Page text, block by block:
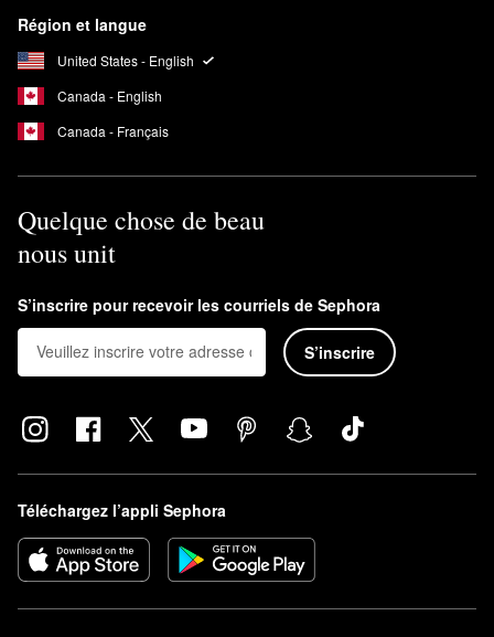
Région et langue
United States - English
Canada - English
Canada - Français
Quelque chose de beau
nous unit
S’inscrire pour recevoir les courriels de Sephora
S’inscrire
Téléchargez l’appli Sephora